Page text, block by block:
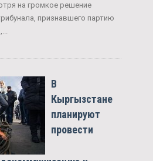
на громкое решение
признавшего партию
В
Кыргызстане
планируют
провести